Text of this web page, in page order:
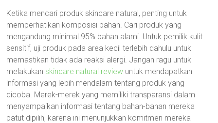
Ketika mencari produk skincare natural, penting untuk
memperhatikan komposisi bahan. Cari produk yang
mengandung minimal 95% bahan alami. Untuk pemilik kulit
sensitif, uji produk pada area kecil terlebih dahulu untuk
memastikan tidak ada reaksi alergi. Jangan ragu untuk
melakukan skincare natural review untuk mendapatkan
informasi yang lebih mendalam tentang produk yang
dicoba. Merek-merek yang memiliki transparansi dalam
menyampaikan informasi tentang bahan-bahan mereka
patut dipilih, karena ini menunjukkan komitmen mereka